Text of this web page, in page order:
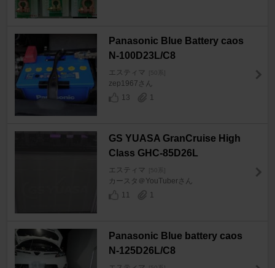
Panasonic Blue Battery caos
N-100D23L/C8
エスティマ [50系]
zep1967さん
13
1
GS YUASA GranCruise High
Class GHC-85D26L
エスティマ [50系]
カースタ＠YouTuberさん
11
1
Panasonic Blue battery caos
N-125D26L/C8